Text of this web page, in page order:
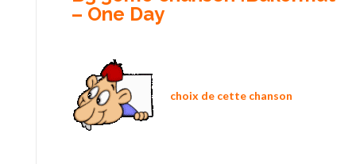
– One Day
choix de cette chanson